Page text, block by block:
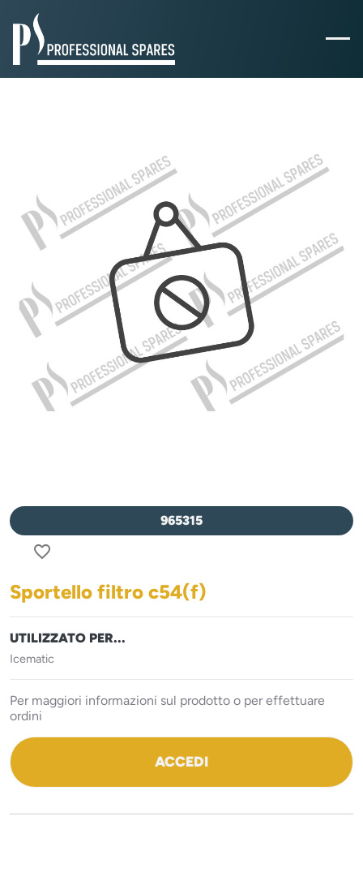
965315
favorite_border
Sportello filtro c54(f)
UTILIZZATO PER...
Icematic
Per maggiori informazioni sul prodotto o per effettuare
ordini
ACCEDI